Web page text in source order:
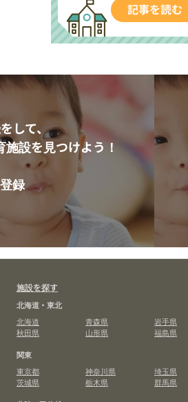
して、
設を見つけよう！
録
施設を探す
北海道・東北
北海道
青森県 岩手県
秋田県
山形県
福島県
関東
東京都
神奈川県 埼玉県
茨城県
栃木県
群馬県